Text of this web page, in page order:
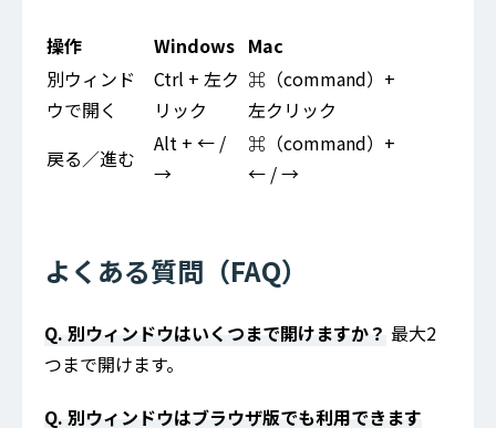
操作 Windows Mac
別ウィンド
ウで開く
Ctrl + 左ク
リック
⌘（command）+
左クリック
戻る／進む
Alt + ← /
→
⌘（command）+
← / →
よくある質問（FAQ）
Q. 別ウィンドウはいくつまで開けますか？ 最大2
つまで開けます。
Q. 別ウィンドウはブラウザ版でも利用できます